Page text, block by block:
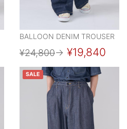
BALLOON DENIM TROUSER
¥24,800→ ¥19,840
SALE